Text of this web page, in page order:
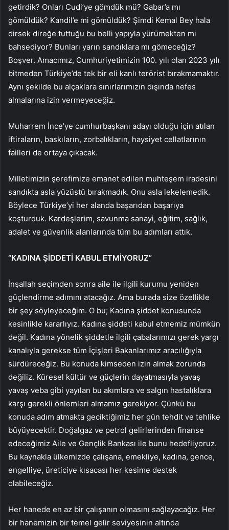
getirdik? Onları Cudi’ye gömdük mü? Gabar’a mı
gömüldük? Kandil’e mi gömüldük? Şimdi Kemal Bey hala
dirsek direğe tuttuğu bu belli yapıyla yürümekten mi
bahsediyor? Bunları yarın sandıklara mı gömeceğiz?
Boşver. Amacımız, Cumhuriyetimizin 100. yılı olan 2023 yılı
bitmeden Türkiye’de tek bir eli kanlı terörist bırakmamaktır.
Aynı şekilde bu alçaklara sınırlarımızın dışında nefes
almalarına izin vermeyeceğiz.
Muharrem İnce’ye cumhurbaşkanı adayı olduğu için atılan
iftiraların, baskıların, zorbalıkların, haysiyet cellatlarının
failleri de ortaya çıkacak.
Milletimizin şerefimize emanet edilen muhteşem iradesini
sandıkta asla yüzüstü bırakmadık. Onu asla lekelemedik.
Böylece Türkiye’yi her alanda başarıdan başarıya
koşturduk. Kardeşlerim, savunma sanayi, eğitim, sağlık,
adalet ve güvenlik alanlarında tüm bu adımları attık.
“KADINA ŞİDDETİ KABUL ETMİYORUZ”
İnşallah seçimden sonra aile ile ilgili kurumu yeniden
güçlendirme adımını atacağız. Ama burada size özellikle
bir şey söyleyeceğim. O bu; Kadına şiddet konusunda
kesinlikle kararlıyız. Kadına şiddeti kabul etmemiz mümkün
değil. Kadına yönelik şiddetle ilgili çabalarımızı gerek yargı
kanalıyla gerekse tüm İçişleri Bakanlarımız aracılığıyla
sürdüreceğiz. Bu konuda kimseden izin almak zorunda
değiliz. Küresel kültür ve güçlerin dayatmasıyla yavaş
yavaş veba gibi yayılan bu akımlara ve salgın hastalıklara
karşı gerekli önlemleri almamız gerekiyor. Çünkü bu
konuda adım atmakta geciktiğimiz her gün tehdit ve tehlike
büyüyecektir. Doğalgaz ve petrol gelirlerinden finanse
edeceğimiz Aile ve Gençlik Bankası ile bunu hedefliyoruz.
Bu kaynakla ülkemizde çalışana, emekliye, kadına, gence,
engelliye, üreticiye kısacası her kesime destek
olabileceğiz.
Her hanede en az bir çalışanın olmasını sağlayacağız. Her
bir hanemizin bir temel gelir seviyesinin altında